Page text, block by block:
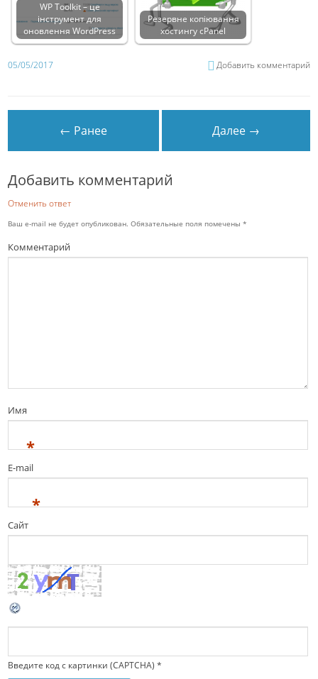
WP Toolkit – це
інструмент для
оновлення WordPress
Резервне копіювання
хостингу cPanel
05/05/2017 Добавить комментарий
← Ранее Далее →
Добавить комментарий
Отменить ответ
Ваш e-mail не будет опубликован. Обязательные поля помечены*
Комментарий
Имя
*
E-mail
*
Сайт
Введите код с картинки (CAPTCHA) *